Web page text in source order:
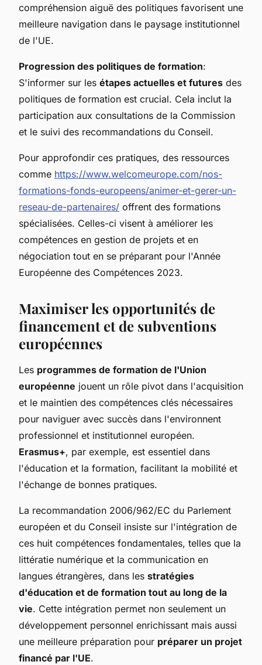
compréhension aiguë des politiques favorisent une
meilleure navigation dans le paysage institutionnel
de l'UE.
Progression des politiques de formation:
S'informer sur les étapes actuelles et futures des
politiques de formation est crucial. Cela inclut la
participation aux consultations de la Commission
et le suivi des recommandations du Conseil.
Pour approfondir ces pratiques, des ressources
comme https://www.welcomeurope.com/nos-
formations-fonds-europeens/animer-et-gerer-un-
reseau-de-partenaires/ offrent des formations
spécialisées. Celles-ci visent à améliorer les
compétences en gestion de projets et en
négociation tout en se préparant pour l'Année
Européenne des Compétences 2023.
Maximiser les opportunités de
financement et de subventions
européennes
Les programmes de formation de l'Union
européenne jouent un rôle pivot dans l'acquisition
et le maintien des compétences clés nécessaires
pour naviguer avec succès dans l'environnent
professionnel et institutionnel européen.
Erasmus+, par exemple, est essentiel dans
l'éducation et la formation, facilitant la mobilité et
l'échange de bonnes pratiques.
La recommandation 2006/962/EC du Parlement
européen et du Conseil insiste sur l'intégration de
ces huit compétences fondamentales, telles que la
littératie numérique et la communication en
langues étrangères, dans les stratégies
d'éducation et de formation tout au long de la
vie. Cette intégration permet non seulement un
développement personnel enrichissant mais aussi
une meilleure préparation pour préparer un projet
financé par l'UE.